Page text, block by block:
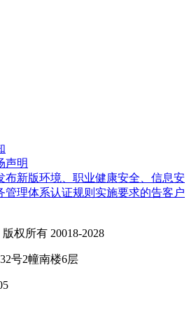
声明
布新版环境、职业健康安全、信息安
管理体系认证规则实施要求的告客户
权所有 20018-2028
号2幢南楼6层